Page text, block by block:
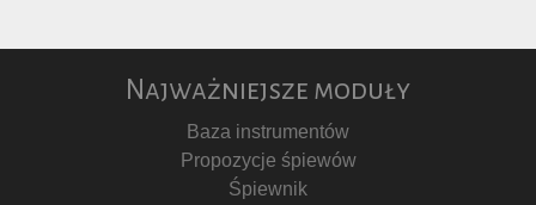
Najważniejsze moduły
Baza instrumentów
Propozycje śpiewów
Śpiewnik